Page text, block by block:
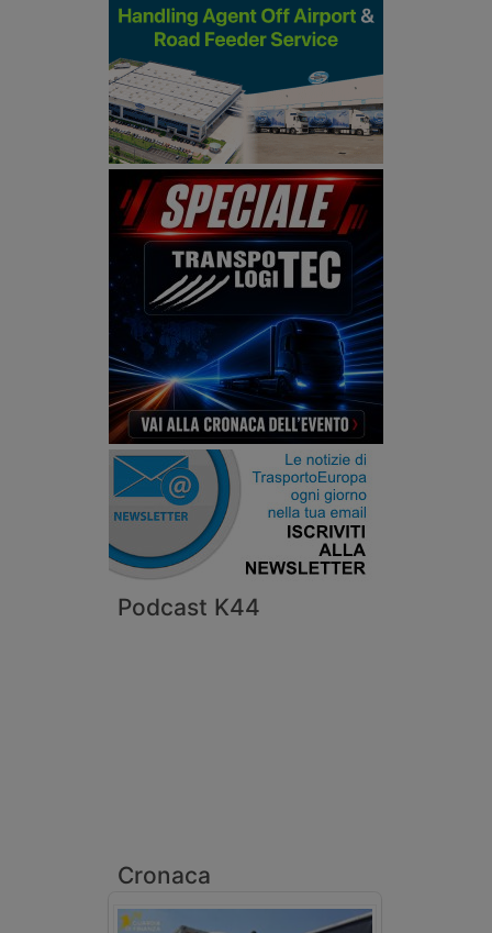
Podcast K44
Cronaca